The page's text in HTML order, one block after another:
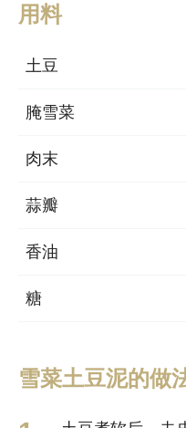
用料
土豆
腌雪菜
肉末
蒜瓣
香油
糖
雪菜土豆泥的做